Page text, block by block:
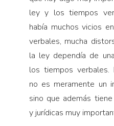
ley y los tiempos
había muchos vicios
verbales, mucha
la ley dependía de
los tiempos verbales.
no es meramente un
sino que además
y jurídicas muy